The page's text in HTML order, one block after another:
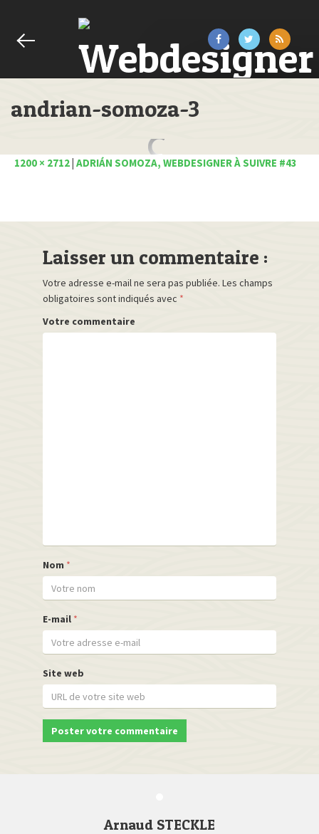
andrian-somoza-3
1200 × 2712| ADRIÁN SOMOZA, WEBDESIGNER À SUIVRE #43
Laisser un commentaire :
Votre adresse e-mail ne sera pas publiée. Les champs
obligatoires sont indiqués avec *
Votre commentaire
Nom *
E-mail *
Site web
Arnaud STECKLE